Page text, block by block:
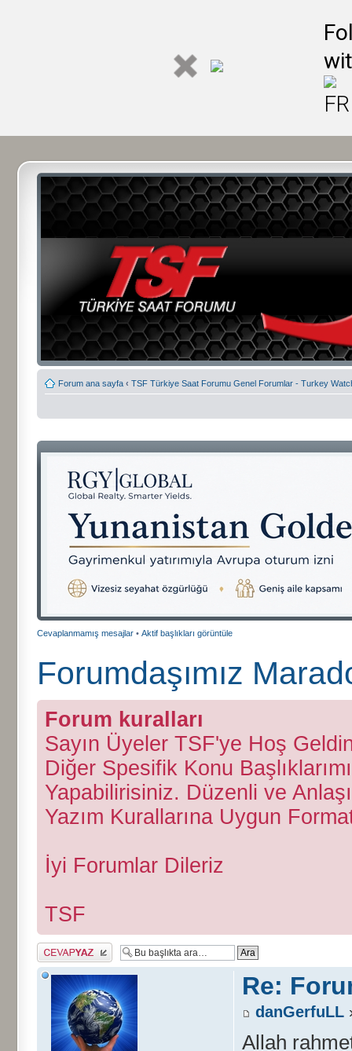
Forum ana sayfa ‹ TSF Türkiye Saat Forumu Genel Forumlar - Turkey
Cevaplanmamış mesajlar • Aktif başlıkları görüntüle
Forumdaşımız
Forum kuralları
Sayın Üyeler TSF'ye Hoş
Diğer Spesifik Konu
Yapabilirisiniz. Düzenli ve
Yazım Kurallarına Uygun
İyi Forumlar Dileriz
TSF
Cevap gönder
Re:
danGerfuLL
Allah